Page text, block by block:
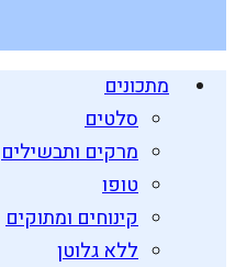
מתכונים
סלטים
מרקים ותבשילים
טופו
קינוחים ומתוקים
ללא גלוטן